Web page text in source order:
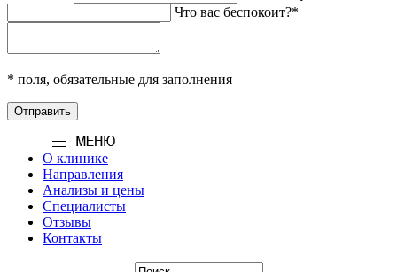
Что вас беспокоит?*
* поля, обязательные для заполнения
О клинике
Направления
Анализы и цены
Специалисты
Отзывы
Контакты